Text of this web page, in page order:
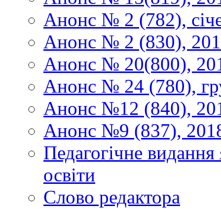
Анонс № 2 (782),
Анонс № 2 (830),
Анонс № 20(800),
Анонс № 24 (780),
Анонс №12 (840),
Анонс №9 (837),
Педагогічне
освіти
Слово редактора